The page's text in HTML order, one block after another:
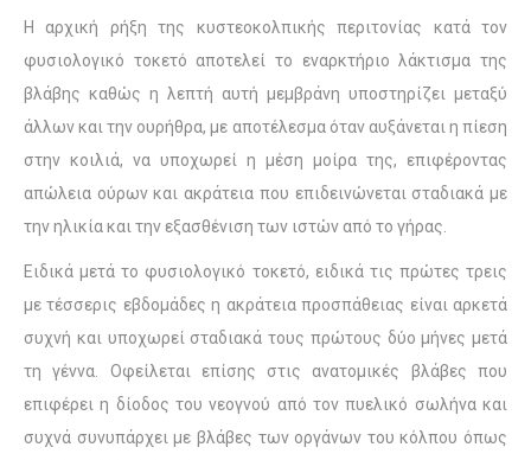
Η αρχική ρήξη της κυστεοκολπικής περιτονίας κατά τον
φυσιολογικό τοκετό αποτελεί το εναρκτήριο λάκτισμα της
βλάβης καθώς η λεπτή αυτή μεμβράνη υποστηρίζει μεταξύ
άλλων και την ουρήθρα, με αποτέλεσμα όταν αυξάνεται η πίεση
στην κοιλιά, να υποχωρεί η μέση μοίρα της, επιφέροντας
απώλεια ούρων και ακράτεια που επιδεινώνεται σταδιακά με
την ηλικία και την εξασθένιση των ιστών από το γήρας.
Ειδικά μετά το φυσιολογικό τοκετό, ειδικά τις πρώτες τρεις
με τέσσερις εβδομάδες η ακράτεια προσπάθειας είναι αρκετά
συχνή και υποχωρεί σταδιακά τους πρώτους δύο μήνες μετά
τη γέννα. Οφείλεται επίσης στις ανατομικές βλάβες που
επιφέρει η δίοδος του νεογνού από τον πυελικό σωλήνα και
συχνά συνυπάρχει με βλάβες των οργάνων του κόλπου όπως